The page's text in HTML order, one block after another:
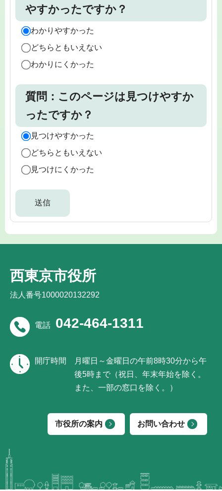
やすかったですか？
わかりやすかった
どちらともいえない
わかりにくかった
質問：このページは見つけやすか
ったですか？
見つけやすかった
どちらともいえない
見つけにくかった
西東京市役所
法人番号1000020132292
電話 042-464-1311
開庁時間
月曜日～金曜日の午前8時30分から午
後5時まで（祝日、年末年始を除く。
また、一部の窓口を除く。）
市役所の案内 お問い合わせ